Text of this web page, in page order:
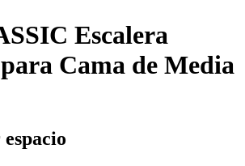
Escalera
Cama de Media